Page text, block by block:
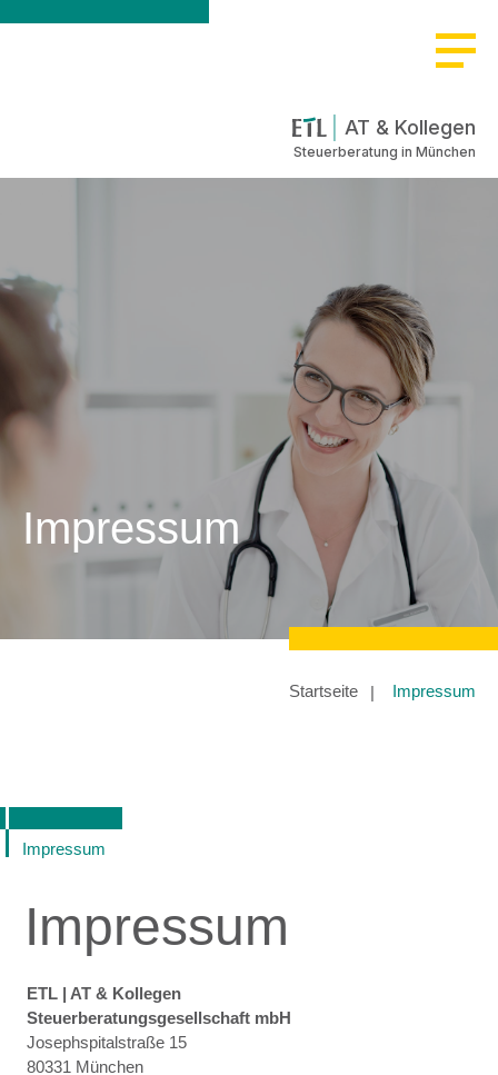
AT & Kollegen
Steuerberatung in München
Impressum
Startseite Impressum
Impressum
Impressum
ETL | AT & Kollegen
Steuerberatungsgesellschaft mbH
Josephspitalstraße 15
80331 München